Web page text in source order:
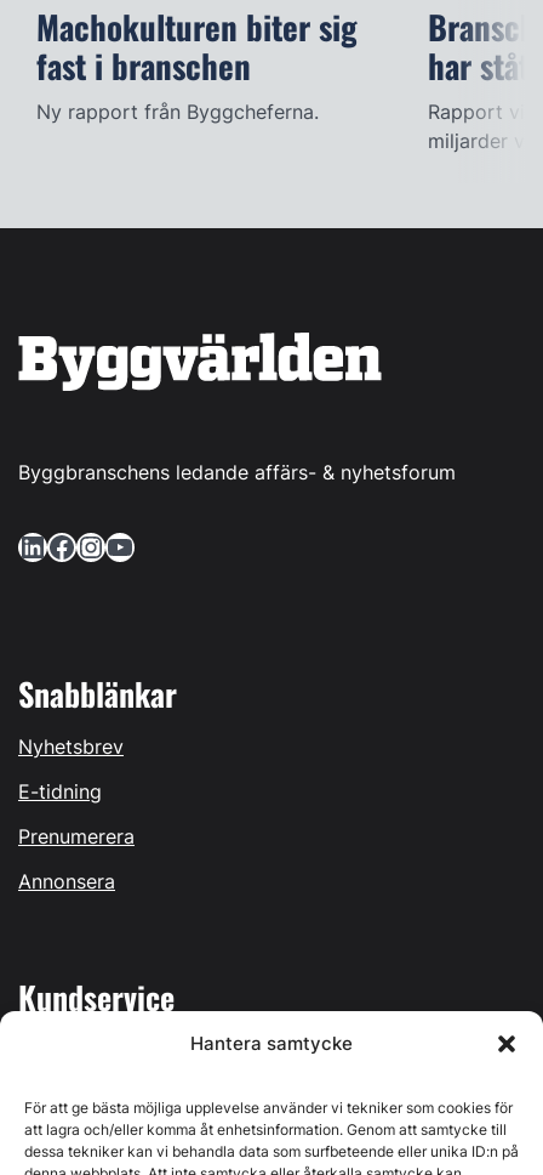
Hantera samtycke
För att ge bästa möjliga upplevelse använder vi tekniker som cookies för
att lagra och/eller komma åt enhetsinformation. Genom att samtycke till
dessa tekniker kan vi behandla data som surfbeteende eller unika ID:n på
Machokulturen biter sig
fast i branschen
Ny rapport från Byggcheferna.
har
Rapport
miljarder
Byggbranschens ledande affärs- & nyhetsforum
LinkedIn Facebook InstagramYouTube
Snabblänkar
Nyhetsbrev
E-tidning
Prenumerera
Annonsera
Kundservice
Kontakta oss